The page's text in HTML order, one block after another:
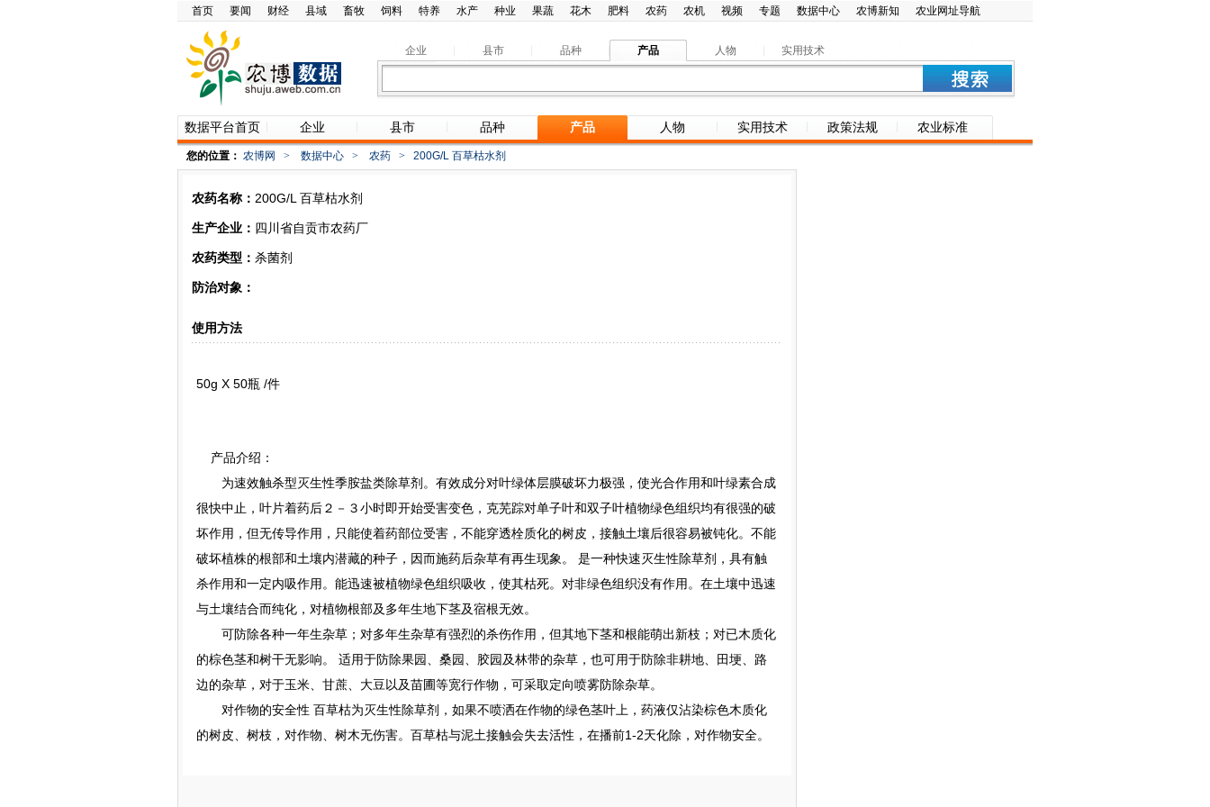
首页 要闻 财经 县域 畜牧 饲料 特养 水产 种业 果蔬 花木 肥料 农药 农机 视频 专题 数据中心 农博新知 农业网址导航
企业 县市 品种 产品 人物 实用技术
数据平台首页 企业 县市 品种 产品 人物 实用技术 政策法规 农业标准
您的位置： 农博网 > 数据中心 > 农药 > 200G/L 百草枯水剂
农药名称： 200G/L 百草枯水剂
生产企业： 四川省自贡市农药厂
农药类型： 杀菌剂
防治对象：
使用方法
50g X 50瓶 /件
产品介绍：
为速效触杀型灭生性季胺盐类除草剂。有效成分对叶绿体层膜破坏力极强，使光合作用和叶绿素合成
很快中止，叶片着药后２－３小时即开始受害变色，克芜踪对单子叶和双子叶植物绿色组织均有很强的破
坏作用，但无传导作用，只能使着药部位受害，不能穿透栓质化的树皮，接触土壤后很容易被钝化。不能
破坏植株的根部和土壤内潜藏的种子，因而施药后杂草有再生现象。 是一种快速灭生性除草剂，具有触
杀作用和一定内吸作用。能迅速被植物绿色组织吸收，使其枯死。对非绿色组织没有作用。在土壤中迅速
与土壤结合而纯化，对植物根部及多年生地下茎及宿根无效。
可防除各种一年生杂草；对多年生杂草有强烈的杀伤作用，但其地下茎和根能萌出新枝；对已木质化
的棕色茎和树干无影响。 适用于防除果园、桑园、胶园及林带的杂草，也可用于防除非耕地、田埂、路
边的杂草，对于玉米、甘蔗、大豆以及苗圃等宽行作物，可采取定向喷雾防除杂草。
对作物的安全性 百草枯为灭生性除草剂，如果不喷洒在作物的绿色茎叶上，药液仅沾染棕色木质化
的树皮、树枝，对作物、树木无伤害。百草枯与泥土接触会失去活性，在播前1-2天化除，对作物安全。